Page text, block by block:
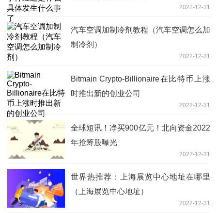
2022-12-31
汽车空调加制冷剂教程（汽车空调怎么加
制冷剂）
2022-12-31
Bitmain Crypto-Billionaire在比特币上涨
时推出新的创业公司
2022-12-31
全球短讯！净买900亿元！北向资金2022
年抢筹股曝光
2022-12-31
世界热推荐：上海展览中心地址在哪里
（上海展览中心地址）
2022-12-31